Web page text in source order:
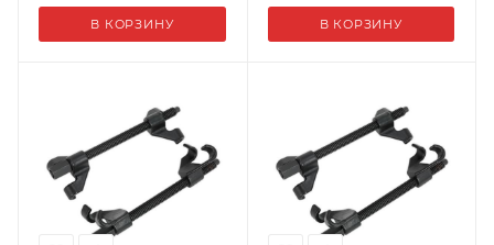
В КОРЗИНУ В КОРЗИНУ